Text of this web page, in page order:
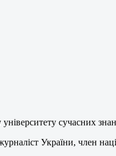
сучасних
України, член